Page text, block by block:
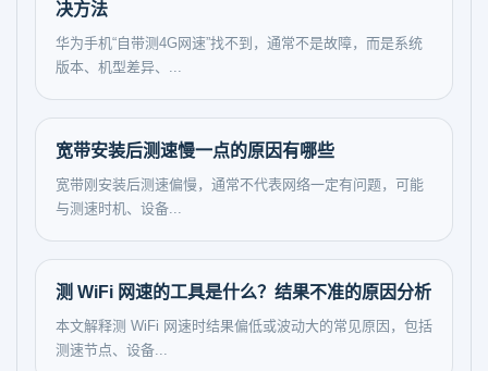
决方法
华为手机“自带测4G网速”找不到，通常不是故障，而是系统
版本、机型差异、...
宽带安装后测速慢一点的原因有哪些
宽带刚安装后测速偏慢，通常不代表网络一定有问题，可能
与测速时机、设备...
测 WiFi 网速的工具是什么？结果不准的原因分析
本文解释测 WiFi 网速时结果偏低或波动大的常见原因，包括
测速节点、设备...